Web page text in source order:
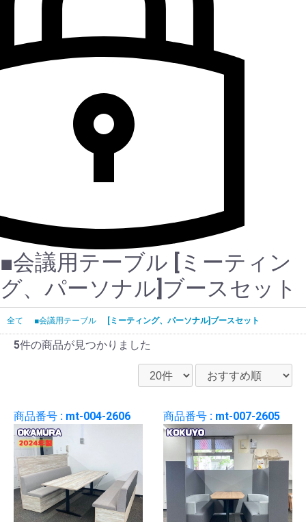
■会議用テーブル [ミーティン
グ、パーソナル]ブースセット
全て ■会議用テーブル [ミーティング、パーソナル]ブースセット
5件の商品が見つかりました
商品番号 : mt-004-2606 商品番号 : mt-007-2605